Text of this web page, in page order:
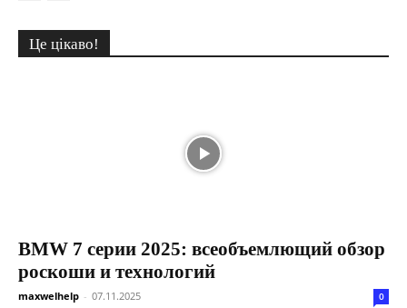
Це цікаво!
BMW 7 серии 2025: всеобъемлющий обзор
роскоши и технологий
maxwelhelp - 07.11.2025 0